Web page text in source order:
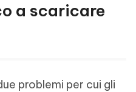
a scaricare
problemi per cui gli